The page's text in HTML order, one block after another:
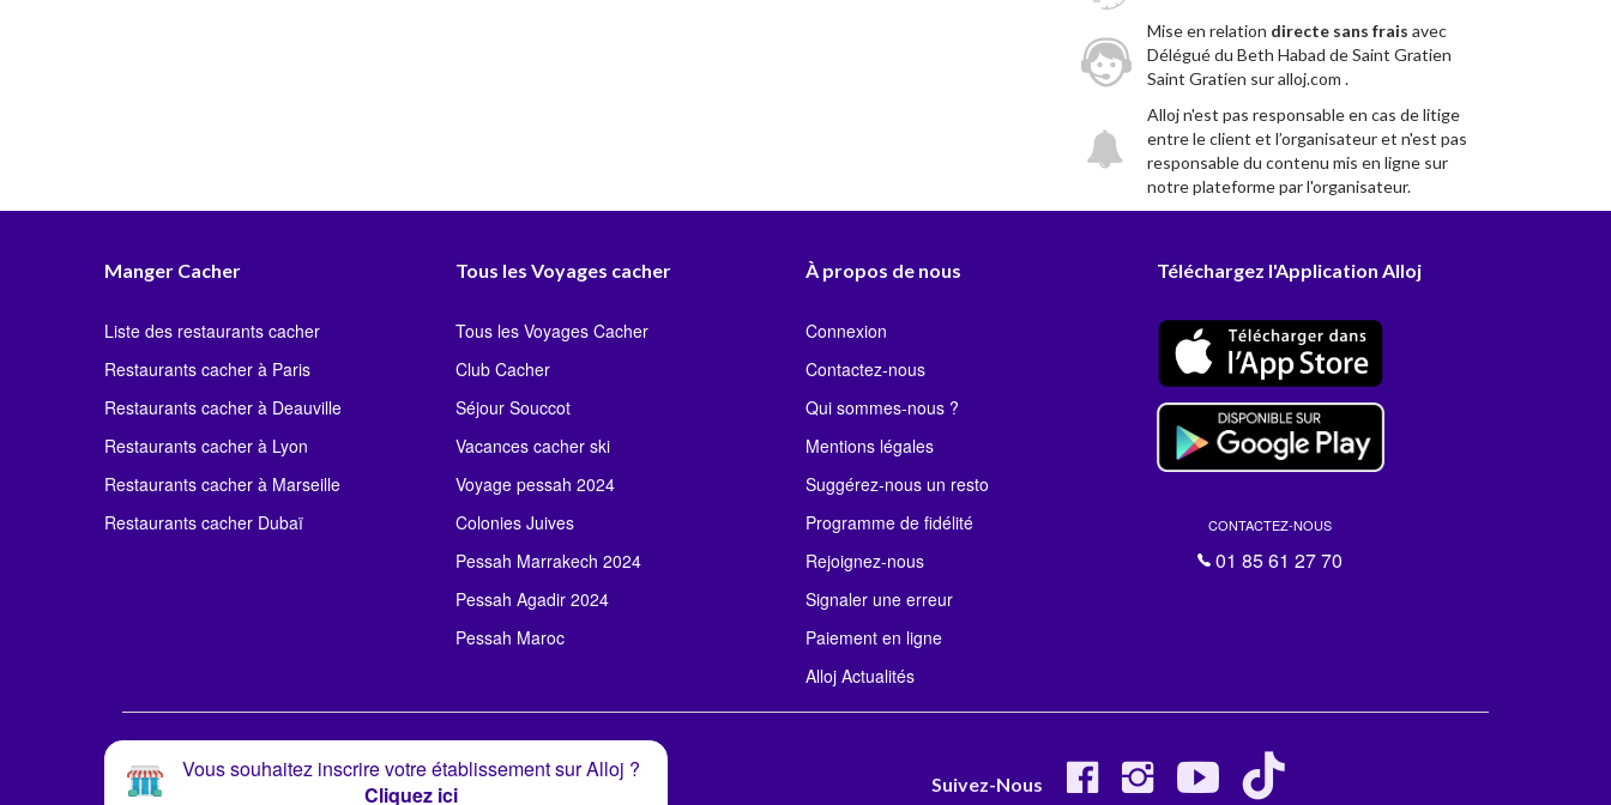
Mise en relation directe sans frais avec
Délégué du Beth Habad de Saint Gratien
Saint Gratien sur alloj.com .
Alloj n'est pas responsable en cas de litige
entre le client et l’organisateur et n'est pas
responsable du contenu mis en ligne sur
notre plateforme par l'organisateur.
Manger Cacher
Liste des restaurants cacher
Restaurants cacher à Paris
Restaurants cacher à Deauville
Restaurants cacher à Lyon
Restaurants cacher à Marseille
Restaurants cacher Dubaï
Tous les Voyages cacher
Tous les Voyages Cacher
Club Cacher
Séjour Souccot
Vacances cacher ski
Voyage pessah 2024
Colonies Juives
Pessah Marrakech 2024
Pessah Agadir 2024
Pessah Maroc
À propos de nous
Connexion
Contactez-nous
Qui sommes-nous ?
Mentions légales
Suggérez-nous un resto
Programme de fidélité
Rejoignez-nous
Signaler une erreur
Paiement en ligne
Alloj Actualités
Téléchargez l'Application Alloj
CONTACTEZ-NOUS
01 85 61 27 70
Vous souhaitez inscrire votre établissement sur Alloj ?
Cliquez ici
Suivez-Nous